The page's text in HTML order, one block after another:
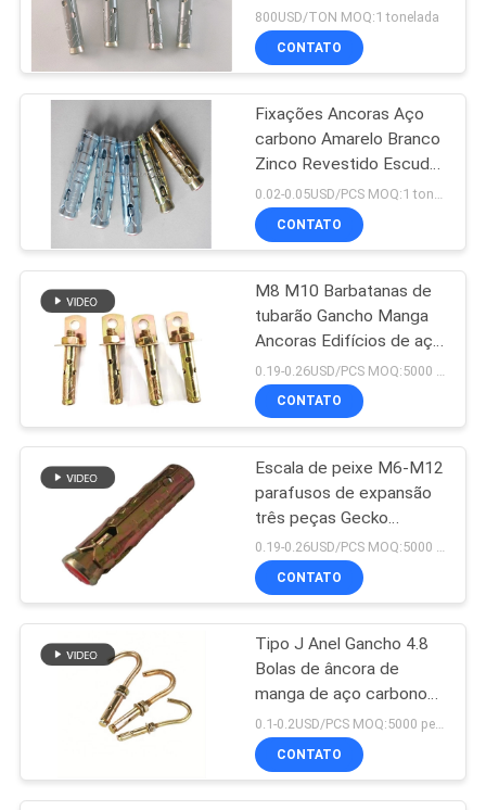
Arruelas lisas do
metal
76
Arruela de pressão
de aço
29
Parafusos de
âncora da fundação
Células de Boa Qualidade
800USD/TON MOQ:1 tonelada
CONTATO
Fixações Ancoras Aço
carbono Amarelo Branco
Zinco Revestido Escudo
Ancoras M8 M10 M12
CONTATO
M8 M10 Barbatanas de
tubarão Gancho Manga
Ancoras Edifícios de aço
carbono revestido de
zinco
CONTATO
Escala de peixe M6-M12
parafusos de expansão
três peças Gecko
parafuso aço inoxidável 0.19-0.26USD/PCS MOQ:5000 peças
CONTATO
Tipo J Anel Gancho 4.8
Bolas de âncora de
manga de aço carbono
revestido de zinco
0.1-0.2USD/PCS MOQ:5000 peças
CONTATO